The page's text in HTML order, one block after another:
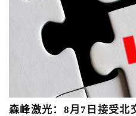
森峰激光：8月7日接受北